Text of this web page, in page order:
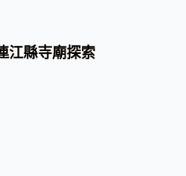
江縣寺廟探索